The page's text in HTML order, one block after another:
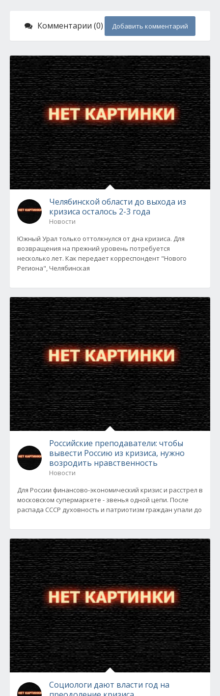
Комментарии (0) Добавить комментарий
Челябинской области до выхода из
кризиса осталось 2-3 года
Новости
Южный Урал только оттолкнулся от дна кризиса. Для
возвращения на прежний уровень потребуется
несколько лет. Как передает корреспондент "Нового
Региона", Челябинская
Российские преподаватели: чтобы
вывести Россию из кризиса, нужно
возродить нравственность
Новости
Для России финансово-экономический кризис и расстрел в
московском супермаркете - звенья одной цепи. После
распада СССР духовность и патриотизм граждан упали до
Социологи дают власти год на